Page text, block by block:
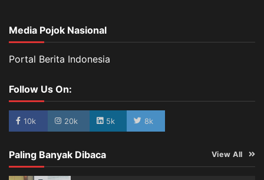
Media Pojok Nasional
Portal Berita Indonesia
Follow Us On:
10k 20k 5k 8k
Paling Banyak Dibaca View All